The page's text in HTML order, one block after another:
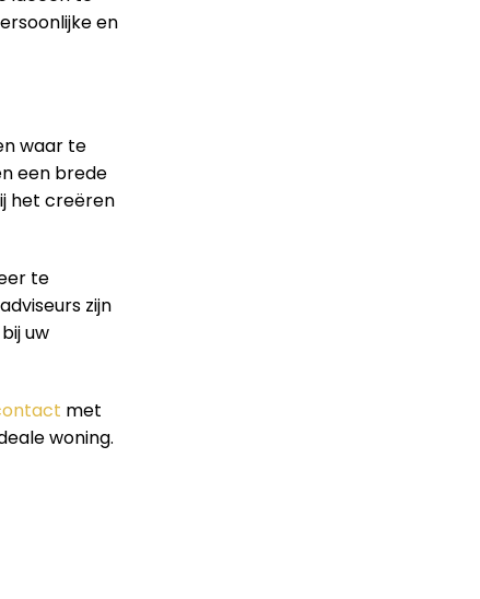
en
waar te
een brede
het creëren
te
zijn
uw
met
woning.